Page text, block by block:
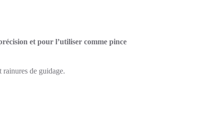
et pour l’utiliser comme pince
de guidage.